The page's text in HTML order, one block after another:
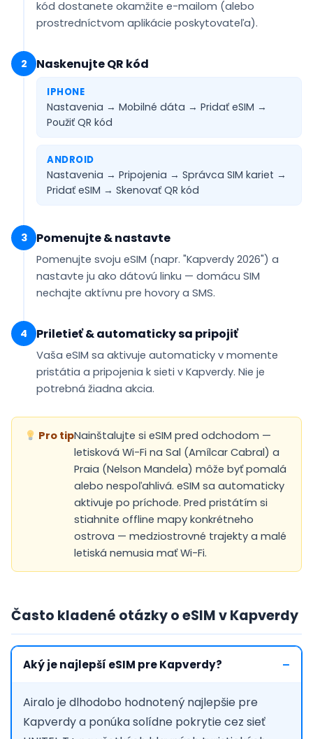
kód dostanete okamžite e-mailom (alebo
prostredníctvom aplikácie poskytovateľa).
2 Naskenujte QR kód
IPHONE
Nastavenia → Mobilné dáta → Pridať eSIM →
Použiť QR kód
ANDROID
Nastavenia → Pripojenia → Správca SIM kariet →
Pridať eSIM → Skenovať QR kód
3 Pomenujte & nastavte
Pomenujte svoju eSIM (napr. "Kapverdy 2026") a
nastavte ju ako dátovú linku — domácu SIM
nechajte aktívnu pre hovory a SMS.
4 Priletieť & automaticky sa pripojiť
Vaša eSIM sa aktivuje automaticky v momente
pristátia a pripojenia k sieti v Kapverdy. Nie je
potrebná žiadna akcia.
Pro tipNainštalujte si eSIM pred odchodom —
letisková Wi-Fi na Sal (Amílcar Cabral) a
Praia (Nelson Mandela) môže byť pomalá
alebo nespoľahlivá. eSIM sa automaticky
aktivuje po príchode. Pred pristátím si
stiahnite offline mapy konkrétneho
ostrova — medziostrovné trajekty a malé
letiská nemusia mať Wi-Fi.
Často kladené otázky o eSIM v Kapverdy
Aký je najlepší eSIM pre Kapverdy?
Airalo je dlhodobo hodnotený najlepšie pre
Kapverdy a ponúka solídne pokrytie cez sieť